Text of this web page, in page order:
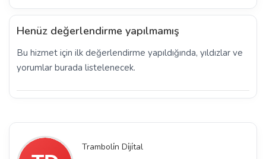
Henüz değerlendirme yapılmamış
Bu hizmet için ilk değerlendirme yapıldığında, yıldızlar ve
yorumlar burada listelenecek.
Tramboli̇n Di̇ji̇tal